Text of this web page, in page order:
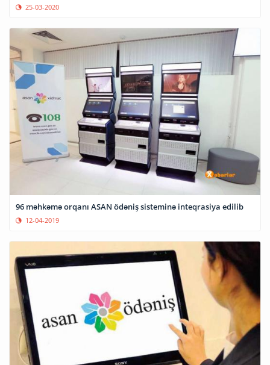
25-03-2020
96 məhkəmə orqanı ASAN ödəniş sisteminə inteqrasiya edilib
12-04-2019